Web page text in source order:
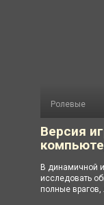
Ролевые
Версия
В динамичной
исследовать
полные врагов,